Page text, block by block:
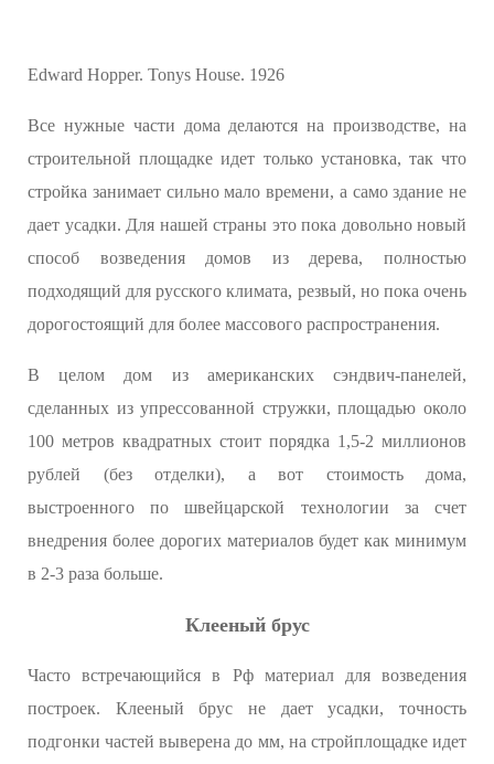
Edward Hopper. Tonys House. 1926
Все нужные части дома делаются на производстве, на
строительной площадке идет только установка, так что
стройка занимает сильно мало времени, а само здание не
дает усадки. Для нашей страны это пока довольно новый
способ возведения домов из дерева, полностью
подходящий для русского климата, резвый, но пока очень
дорогостоящий для более массового распространения.
В целом дом из американских сэндвич-панелей,
сделанных из упрессованной стружки, площадью около
100 метров квадратных стоит порядка 1,5-2 миллионов
рублей (без отделки), а вот стоимость дома,
выстроенного по швейцарской технологии за счет
внедрения более дорогих материалов будет как минимум
в 2-3 раза больше.
Клееный брус
Часто встречающийся в Рф материал для возведения
построек. Клееный брус не дает усадки, точность
подгонки частей выверена до мм, на стройплощадке идет